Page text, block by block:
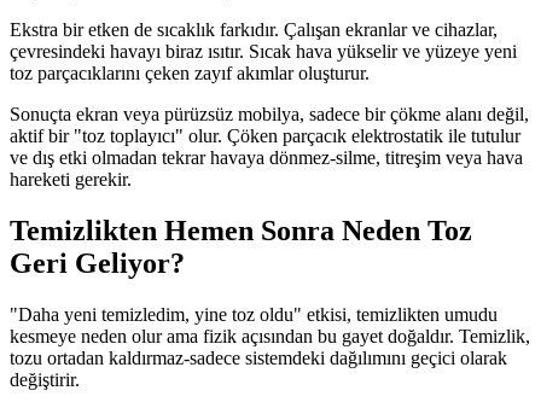
Ekstra bir etken de sıcaklık farkıdır. Çalışan ekranlar ve cihazlar,
çevresindeki havayı biraz ısıtır. Sıcak hava yükselir ve yüzeye yeni
toz parçacıklarını çeken zayıf akımlar oluşturur.
Sonuçta ekran veya pürüzsüz mobilya, sadece bir çökme alanı değil,
aktif bir "toz toplayıcı" olur. Çöken parçacık elektrostatik ile tutulur
ve dış etki olmadan tekrar havaya dönmez-silme, titreşim veya hava
hareketi gerekir.
Temizlikten Hemen Sonra Neden Toz
Geri Geliyor?
"Daha yeni temizledim, yine toz oldu" etkisi, temizlikten umudu
kesmeye neden olur ama fizik açısından bu gayet doğaldır. Temizlik,
tozu ortadan kaldırmaz-sadece sistemdeki dağılımını geçici olarak
değiştirir.